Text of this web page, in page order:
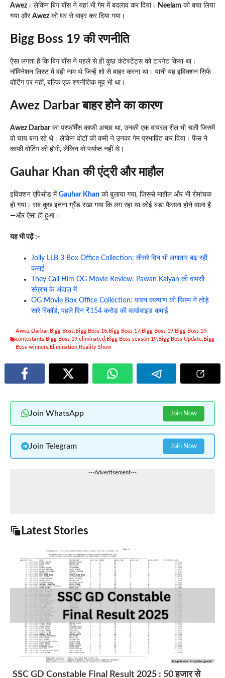
Awez । लेकिन बिग बॉस ने यहां भी गेम में बदलाव कर दिया। Neelam को बचा लिया
गया और Awez को घर से बाहर कर दिया गया।
Bigg Boss 19 की रणनीति
ऐसा लगता है कि बिग बॉस ने पहले से ही कुछ कंटेस्टेंट्स को टारगेट किया था।
नॉमिनेशन लिस्ट में वही नाम थे जिन्हें शो से बाहर करना था। यानी यह इविक्शन सिर्फ
वोटिंग पर नहीं, बल्कि एक रणनीतिक मूव भी था।
Awez Darbar बाहर होने का कारण
Awez Darbarका परफॉर्मेंस काफी अच्छा था, उनकी एक वायरल रील भी चली जिसमें
वो चाय बना रहे थे। लेकिन वोटों की कमी ने उनका गेम प्रभावित कर दिया। फैंस ने
काफी वोटिंग की होगी, लेकिन वो पर्याप्त नहीं थे।
Gauhar Khan की एंट्री और माहौल
इविक्शन एपिसोड में Gauhar Khan को बुलाया गया, जिससे माहौल और भी रोमांचक
हो गया। सब कुछ इतना ग्रैंड रखा गया कि लग रहा था कोई बड़ा फैसला होने वाला है
—और ऐसा ही हुआ।
यह भी पढ़ें :-
Jolly LLB 3 Box Office Collection: तीसरे दिन भी लगातार बढ़ रही
कमाई
They Call Him OG Movie Review: Pawan Kalyan की वापसी
संग्राम के अंदाज़ में
OG Movie Box Office Collection: पावन कल्याण की फिल्म ने तोड़े
सारे रिकॉर्ड, पहले दिन ₹154 करोड़ की वर्ल्डवाइड कमाई
Awez Darbar Bigg Boss Bigg Boss 16 Bigg Boss 17 Bigg Boss 19 Bigg Boss 19
contestants Bigg Boss 19 eliminated Bigg Boss season 19 Bigg Boss Update Bigg
Boss winners Elimination Reality Show
Join WhatsApp Join Now
Join Telegram Join Now
---Advertisement---
Latest Stories
SSC GD Constable Final Result 2025 : 50 हजार से